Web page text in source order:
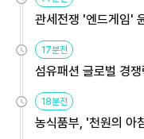
관세전쟁 '엔드게임'
용해야
17분전
섬유패션 글로벌 경
원
18분전
농식품부, '천원의 아